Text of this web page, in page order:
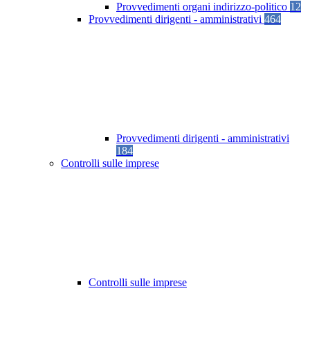
Provvedimenti organi indirizzo-politico 12
Provvedimenti dirigenti - amministrativi 464
Provvedimenti dirigenti - amministrativi
184
Controlli sulle imprese
Controlli sulle imprese